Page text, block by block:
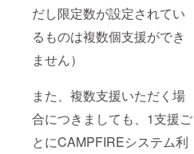
だし限定数が設定されてい
るものは複数個支援ができ
ません）
また、複数支援いただく場
合につきましても、1支援ご
とにCAMPFIREシステム利